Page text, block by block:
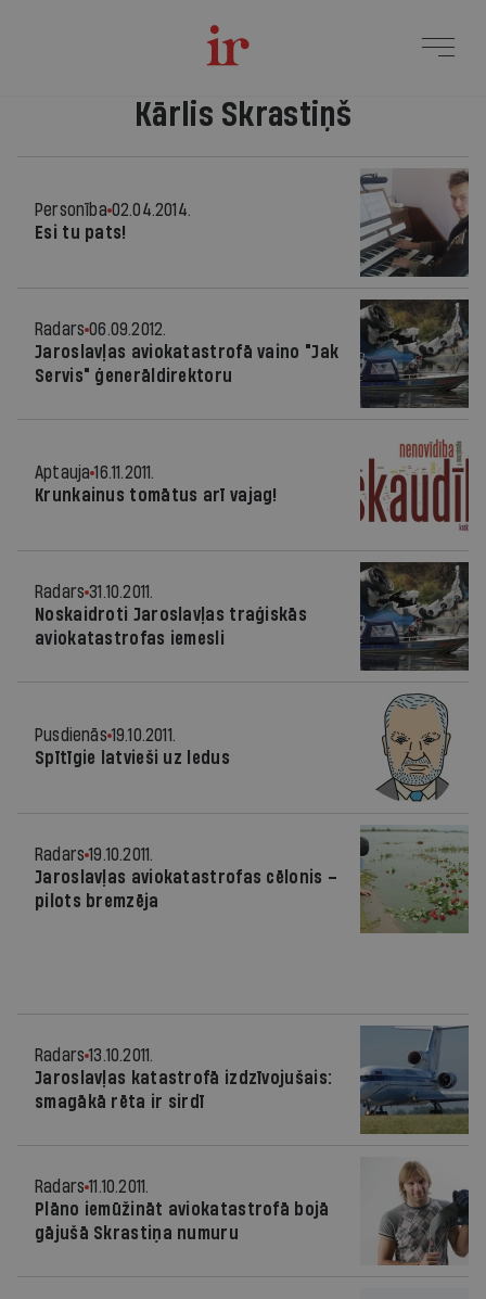
Kārlis Skrastiņš
Personība 02.04.2014.
Esi tu pats!
Radars 06.09.2012.
Jaroslavļas aviokatastrofā vaino "Jak
Servis" ģenerāldirektoru
Aptauja 16.11.2011.
Krunkainus tomātus arī vajag!
Radars 31.10.2011.
Noskaidroti Jaroslavļas traģiskās
aviokatastrofas iemesli
Pusdienās 19.10.2011.
Spītīgie latvieši uz ledus
Radars 19.10.2011.
Jaroslavļas aviokatastrofas cēlonis –
pilots bremzēja
Radars 13.10.2011.
Jaroslavļas katastrofā izdzīvojušais:
smagākā rēta ir sirdī
Radars 11.10.2011.
Plāno iemūžināt aviokatastrofā bojā
gājušā Skrastiņa numuru